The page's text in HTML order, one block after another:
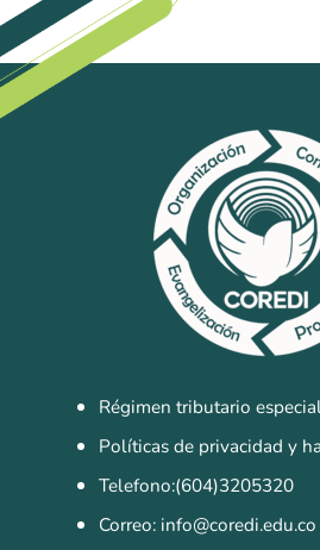
COREDI
COREDI
Régimen tributario
Políticas de privacidad y
Telefono:(604)3205320
Correo: info@coredi.edu.co